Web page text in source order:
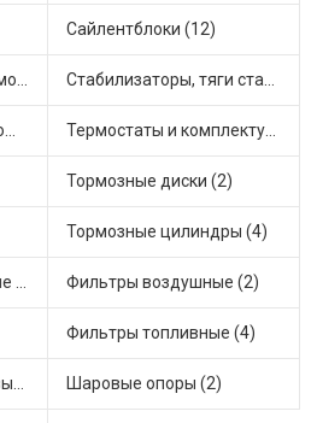
Сайлентблоки (12)
Системы питания автомобиля (1) Стабилизаторы, тяги стабилизатора, стойки стабилиз (5)
Стартеры и комплектующие (1) Термостаты и комплектующие системы охлаждения (2)
Тормозные диски (2)
Тормозные цилиндры (4)
Тросики автомобильные (2) Фильтры воздушные (2)
Фильтры топливные (4)
Шарниры равных угловых скоростей, приводные валы (2) Шаровые опоры (2)